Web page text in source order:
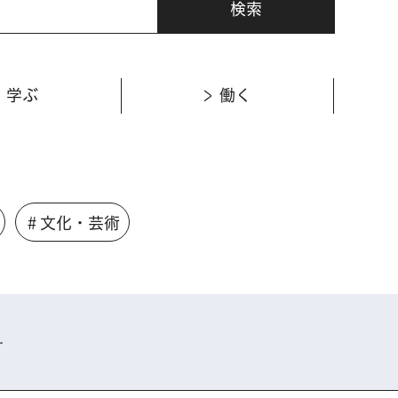
学ぶ 働く
＃文化・芸術